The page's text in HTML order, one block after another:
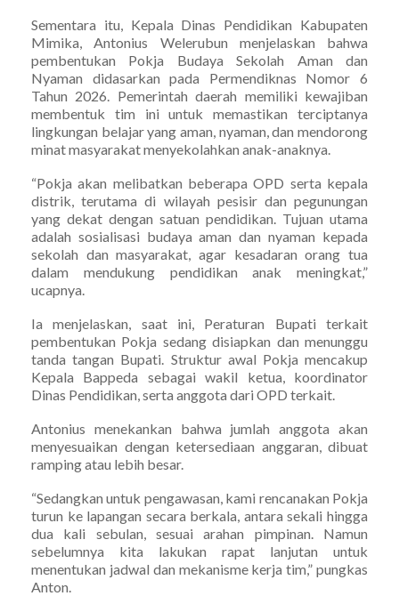
Sementara itu, Kepala Dinas Pendidikan Kabupaten
Mimika, Antonius Welerubun menjelaskan bahwa
pembentukan Pokja Budaya Sekolah Aman dan
Nyaman didasarkan pada Permendiknas Nomor 6
Tahun 2026. Pemerintah daerah memiliki kewajiban
membentuk tim ini untuk memastikan terciptanya
lingkungan belajar yang aman, nyaman, dan mendorong
minat masyarakat menyekolahkan anak-anaknya.
“Pokja akan melibatkan beberapa OPD serta kepala
distrik, terutama di wilayah pesisir dan pegunungan
yang dekat dengan satuan pendidikan. Tujuan utama
adalah sosialisasi budaya aman dan nyaman kepada
sekolah dan masyarakat, agar kesadaran orang tua
dalam mendukung pendidikan anak meningkat,”
ucapnya.
Ia menjelaskan, saat ini, Peraturan Bupati terkait
pembentukan Pokja sedang disiapkan dan menunggu
tanda tangan Bupati. Struktur awal Pokja mencakup
Kepala Bappeda sebagai wakil ketua, koordinator
Dinas Pendidikan, serta anggota dari OPD terkait.
Antonius menekankan bahwa jumlah anggota akan
menyesuaikan dengan ketersediaan anggaran, dibuat
ramping atau lebih besar.
“Sedangkan untuk pengawasan, kami rencanakan Pokja
turun ke lapangan secara berkala, antara sekali hingga
dua kali sebulan, sesuai arahan pimpinan. Namun
sebelumnya kita lakukan rapat lanjutan untuk
menentukan jadwal dan mekanisme kerja tim,” pungkas
Anton.